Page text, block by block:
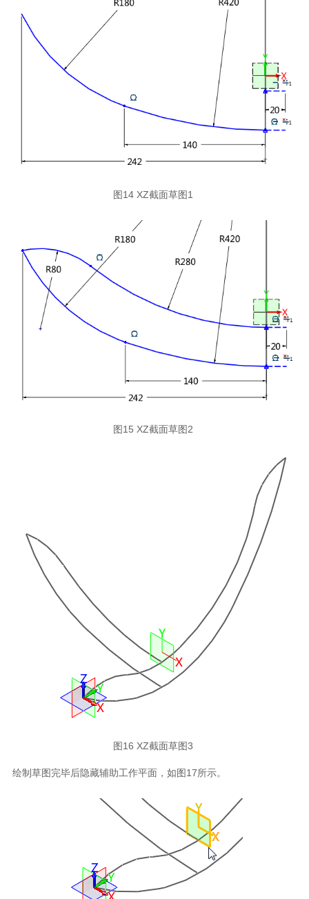
图14 XZ截面草图1
图15 XZ截面草图2
图16 XZ截面草图3
绘制草图完毕后隐藏辅助工作平面，如图17所示。